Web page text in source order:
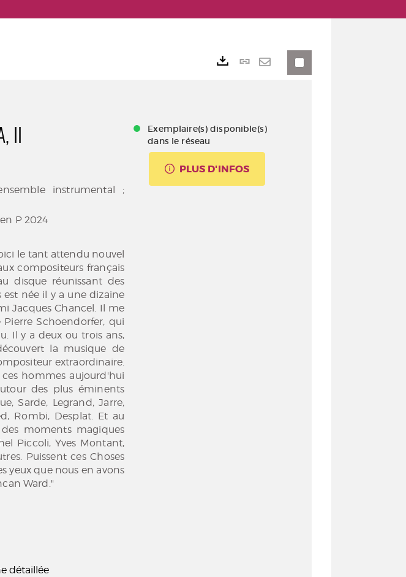
II
instrumental ;
P 2024
le tant attendu nouvel
compositeurs français
disque réunissant des
née il y a une dizaine
Jacques Chancel. Il me
Schoendorfer, qui
Il y a deux ou trois ans,
la musique de
extraordinaire.
hommes aujourd'hui
des plus éminents
Sarde, Legrand, Jarre,
Rombi, Desplat. Et au
moments magiques
Piccoli, Yves Montant,
Puissent ces Choses
yeux que nous en avons
Ward."
détaillée
Lien
fenêtre)
mail
Exemplaire(s) disponible(s)
dans le réseau
PLUS D'INFOS